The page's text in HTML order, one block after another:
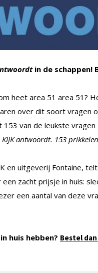
in de schappen!
heet area 51 area 51?
over dit soort vragen
van de leukste vragen
KIJK antwoordt. 153
en uitgeverij Fontaine,
zacht prijsje in huis:
een aantal van deze
huis hebben? Bestel